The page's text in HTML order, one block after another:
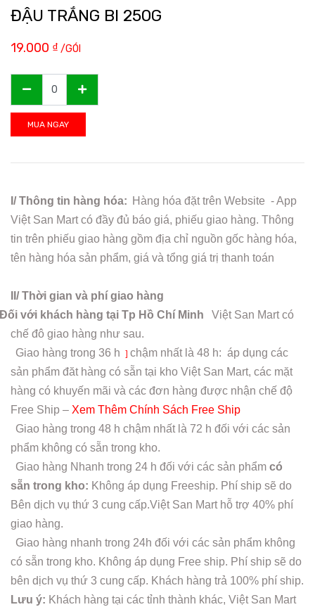
ĐẬU TRẮNG BI 250G
19.000 ₫ /GÓI
MUA NGAY
I/ Thông tin hàng hóa:
Hàng hóa đặt trên Website - App
Việt San Mart có đầy đủ báo giá, phiếu giao hàng. Thông
tin trên phiếu giao hàng gồm địa chỉ nguồn gốc hàng hóa,
tên hàng hóa sản phẩm, giá và tổng giá trị thanh toán
II/ Thời gian và phí giao hàng
Đối với khách hàng tại Tp Hồ Chí Minh
Việt San Mart có
chế đô giao hàng như sau.
Giao hàng trong 36 h
chậm nhất là 48 h: áp dụng các
sản phẩm đăt hàng có sẵn tại kho Việt San Mart, các mặt
hàng có khuyến mãi và các đơn hàng được nhận chế độ
Free Ship – Xem Thêm Chính Sách Free Ship
Giao hàng trong 48 h chậm nhất là 72 h đối với các sản
phẩm không có sẵn trong kho.
Giao hàng Nhanh trong 24 h đối với các sản phẩm có
sẵn trong kho: Không áp dụng Freeship. Phí ship sẽ do
Bên dịch vụ thứ 3 cung cấp.Việt San Mart hỗ trợ 40% phí
giao hàng.
Giao hàng nhanh trong 24h đối với các sản phẩm không
có sẵn trong kho. Không áp dụng Free ship. Phí ship sẽ do
bên dịch vụ thứ 3 cung cấp. Khách hàng trả 100% phí ship.
Lưu ý: Khách hàng tại các tỉnh thành khác, Việt San Mart